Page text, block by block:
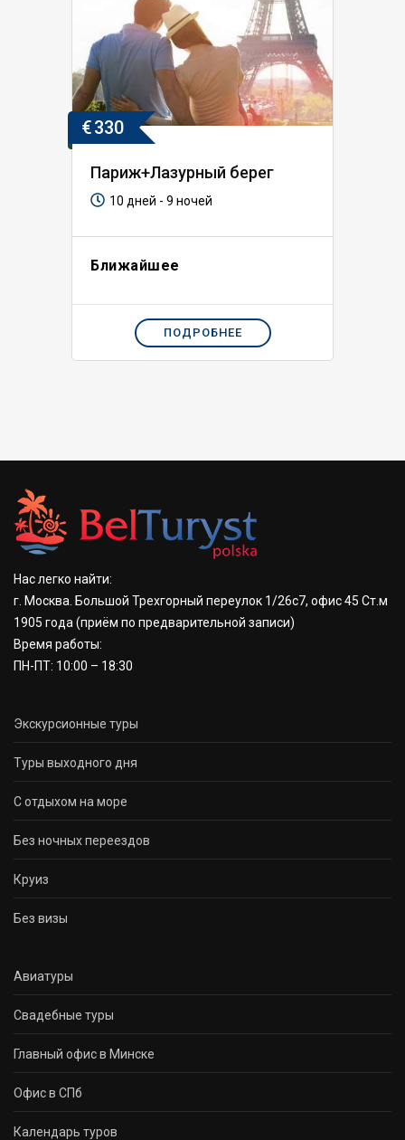
€330
Париж+Лазурный берег
10 дней - 9 ночей
Ближайшее
ПОДРОБНЕЕ
Нас легко найти:
г. Москва. Большой Трехгорный переулок 1/26с7, офис 45 Ст.м
1905 года (приём по предварительной записи)
Время работы:
ПН-ПТ: 10:00 – 18:30
Экскурсионные туры
Туры выходного дня
С отдыхом на море
Без ночных переездов
Круиз
Без визы
Авиатуры
Свадебные туры
Главный офис в Минске
Офис в СПб
Календарь туров